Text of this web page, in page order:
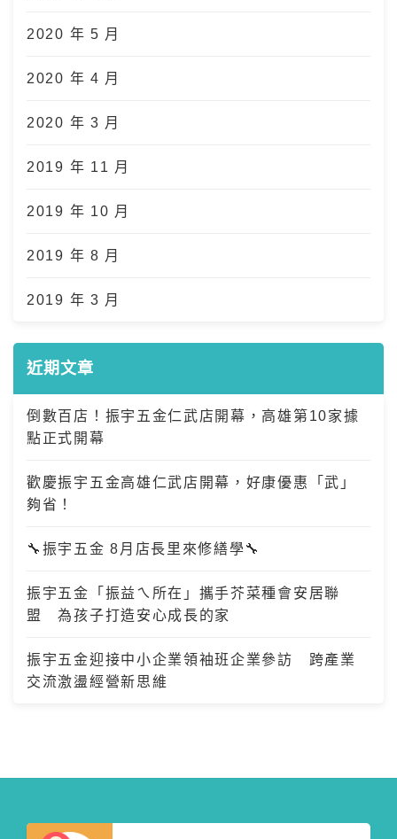
2020 年 5 月
2020 年 4 月
2020 年 3 月
2019 年 11 月
2019 年 10 月
2019 年 8 月
2019 年 3 月
近期文章
倒數百店！振宇五金仁武店開幕，高雄第10家據
點正式開幕
歡慶振宇五金高雄仁武店開幕，好康優惠「武」
夠省！
🔧振宇五金 8月店長里來修繕學🔧
振宇五金「振益ㄟ所在」攜手芥菜種會安居聯
盟 為孩子打造安心成長的家
振宇五金迎接中小企業領袖班企業參訪 跨產業
交流激盪經營新思維